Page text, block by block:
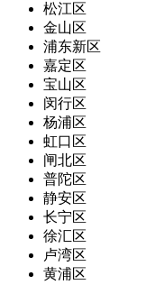
松江区
金山区
浦东新区
嘉定区
宝山区
闵行区
杨浦区
虹口区
闸北区
普陀区
静安区
长宁区
徐汇区
卢湾区
黄浦区